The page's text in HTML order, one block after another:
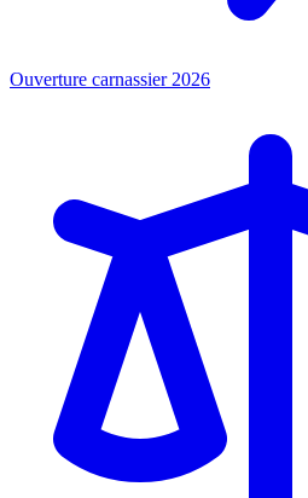
Ouverture carnassier 2026